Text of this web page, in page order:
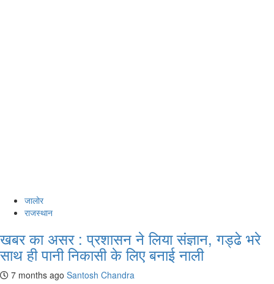
जालोर
राजस्थान
खबर का असर : प्रशासन ने लिया संज्ञान, गड्ढे भरे
साथ ही पानी निकासी के लिए बनाई नाली
7 months ago Santosh Chandra